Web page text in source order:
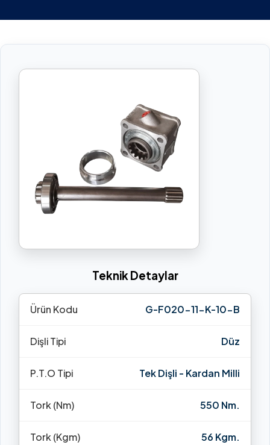
Teknik Detaylar
Ürün Kodu G-F020-11-K-10-B
Dişli Tipi Düz
P.T.O Tipi Tek Dişli - Kardan Milli
Tork (Nm) 550 Nm.
Tork (Kgm) 56 Kgm.